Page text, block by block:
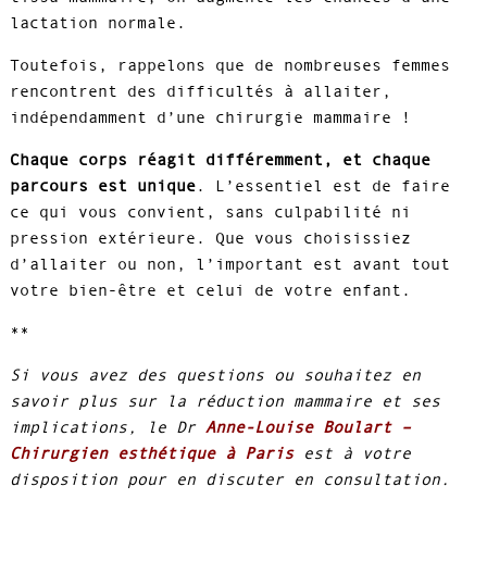
lactation normale.
Toutefois, rappelons que de nombreuses femmes
rencontrent des difficultés à allaiter,
indépendamment d’une chirurgie mammaire !
Chaque corps réagit différemment, et chaque
parcours est unique. L’essentiel est de faire
ce qui vous convient, sans culpabilité ni
pression extérieure. Que vous choisissiez
d’allaiter ou non, l’important est avant tout
votre bien-être et celui de votre enfant.
**
Si vous avez des questions ou souhaitez en
savoir plus sur la réduction mammaire et ses
implications, le Dr Anne-Louise Boulart –
Chirurgien esthétique à Parisest à votre
disposition pour en discuter en consultation.